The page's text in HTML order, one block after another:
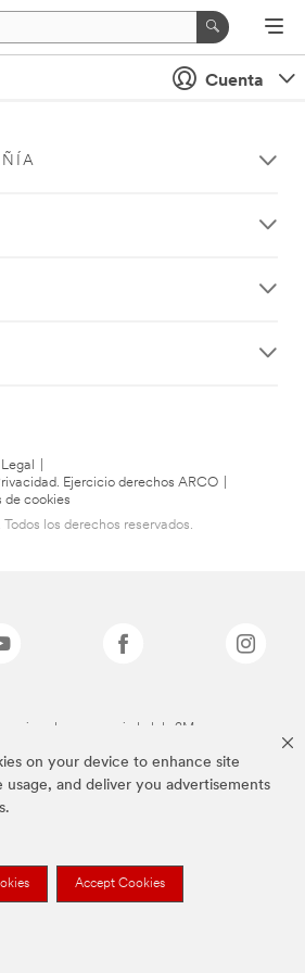
on your device to enhance site
usage, and deliver you advertisements
Accept Cookies
Cuenta
Ejercicio derechos ARCO
de cookies
los derechos reservados.
son propiedad de 3M